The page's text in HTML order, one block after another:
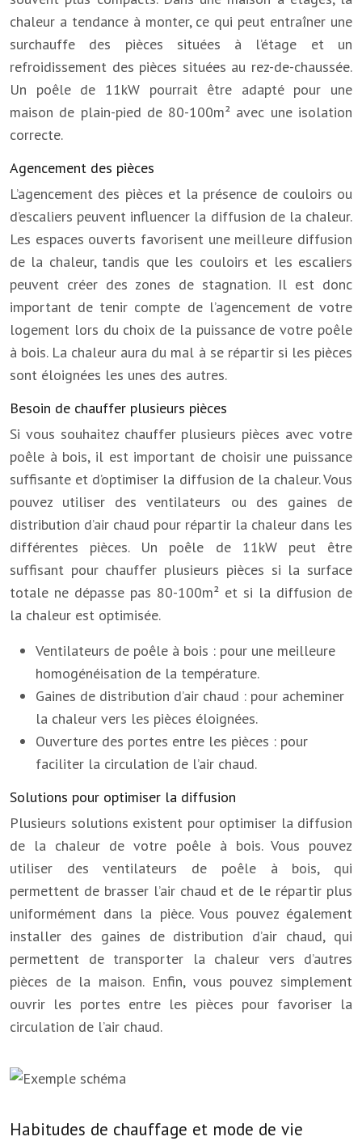
chaleur a tendance à monter, ce qui peut entraîner une
surchauffe des pièces situées à l’étage et un
refroidissement des pièces situées au rez-de-chaussée.
Un poêle de 11kW pourrait être adapté pour une
maison de plain-pied de 80-100m² avec une isolation
correcte.
Agencement des pièces
L’agencement des pièces et la présence de couloirs ou
d’escaliers peuvent influencer la diffusion de la chaleur.
Les espaces ouverts favorisent une meilleure diffusion
de la chaleur, tandis que les couloirs et les escaliers
peuvent créer des zones de stagnation. Il est donc
important de tenir compte de l’agencement de votre
logement lors du choix de la puissance de votre poêle
à bois. La chaleur aura du mal à se répartir si les pièces
sont éloignées les unes des autres.
Besoin de chauffer plusieurs pièces
Si vous souhaitez chauffer plusieurs pièces avec votre
poêle à bois, il est important de choisir une puissance
suffisante et d’optimiser la diffusion de la chaleur. Vous
pouvez utiliser des ventilateurs ou des gaines de
distribution d’air chaud pour répartir la chaleur dans les
différentes pièces. Un poêle de 11kW peut être
suffisant pour chauffer plusieurs pièces si la surface
totale ne dépasse pas 80-100m² et si la diffusion de
la chaleur est optimisée.
Ventilateurs de poêle à bois : pour une meilleure
homogénéisation de la température.
Gaines de distribution d’air chaud : pour acheminer
la chaleur vers les pièces éloignées.
Ouverture des portes entre les pièces : pour
faciliter la circulation de l’air chaud.
Solutions pour optimiser la diffusion
Plusieurs solutions existent pour optimiser la diffusion
de la chaleur de votre poêle à bois. Vous pouvez
utiliser des ventilateurs de poêle à bois, qui
permettent de brasser l’air chaud et de le répartir plus
uniformément dans la pièce. Vous pouvez également
installer des gaines de distribution d’air chaud, qui
permettent de transporter la chaleur vers d’autres
pièces de la maison. Enfin, vous pouvez simplement
ouvrir les portes entre les pièces pour favoriser la
circulation de l’air chaud.
Habitudes de chauffage et mode de vie